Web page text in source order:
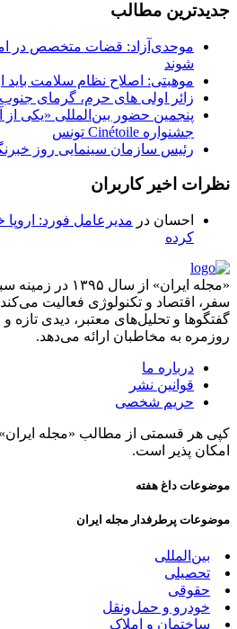
جدیدترین مطالب
موحدی‌آزاد: قضات متخصص در
شوند
موهبتی: اصلاح نظام سلامت باید
زائر اولی های حرم، گرمای
پنجمین حضور بین‌المللی «یکی
جشنواره Cinétoile تونس
رئیس سازمان سینمایی روز
نظرات اخیر کاربران
احسان در مدیرعامل فورد:
کرده
«مجله ایران» از
سفر، اقتصاد و تکنولوژی فعالیت می‌کند و
گفتگوها و تحلیل‌های معتبر، دیدی تازه
روزمره به مخاطبان ارائه می‌دهد.
درباره ما
قوانین نشر
حریم شخصی
کپی هر قسمتی از مطالب «مجله
امکان پذیر است.
موضوعات داغ هفته
موضوعات پرطرفدار مجله ایران
بین‌المللی
تحصیلی
حقوقی
خودرو و حمل‌و‌نقل
ساختمان و املاک